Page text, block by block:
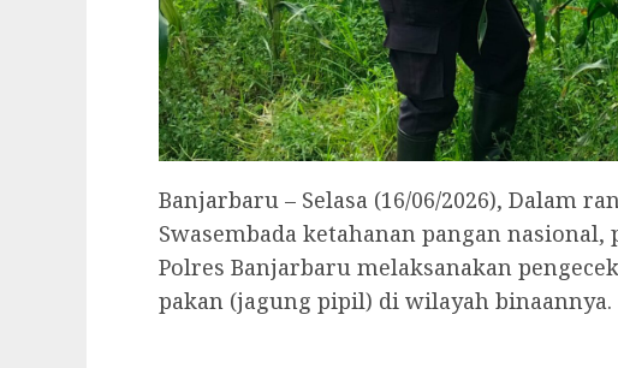
Banjarbaru – Selasa (16/06/2026), Dalam
Swasembada ketahanan pangan
Polres Banjarbaru melaksanakan
pakan (jagung pipil) di wilayah binaannya.